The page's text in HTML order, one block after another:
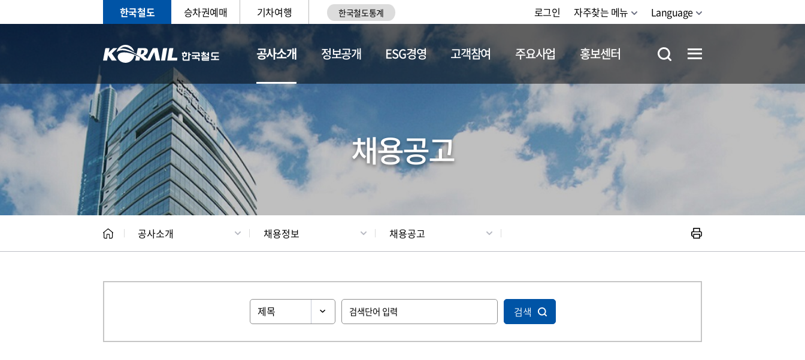
한국철도 승차권예매 기차여행 한국철도통계 로그인 자주찾는 메뉴 Language
공사소개
CEO 일반현황 채용정보
정보공개 ESG경영 고객참여 주요사업 홍보센터
채용공고
공사소개 채용정보 채용공고
검색